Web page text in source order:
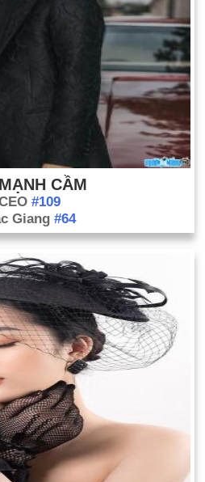
Abbas trở thành thủ tướng
kế nhiệm Yasir Arafat với tư cách
chủ tịch của Chính quyền
CẦM
#109
Giang #64